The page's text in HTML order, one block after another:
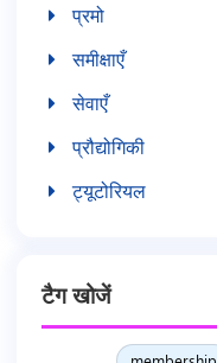
प्रमो
समीक्षाएँ
सेवाएँ
प्रौद्योगिकी
ट्यूटोरियल
टैग खोजें